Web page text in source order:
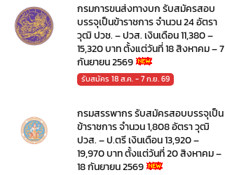
กรมการขนส่งทางบก รับสมัครสอบ
บรรจุเป็นข้าราชการ จำนวน 24 อัตรา
วุฒิ ปวช. – ปวส. เงินเดือน 11,380 –
15,320 บาท ตั้งแต่วันที่ 18 สิงหาคม – 7
กันยายน 2569
รับสมัคร 18 ส.ค. - 7 ก.ย. 69
กรมสรรพากร รับสมัครสอบบรรจุเป็น
ข้าราชการ จำนวน 1,808 อัตรา วุฒิ
ปวส. – ป.ตรี เงินเดือน 13,920 –
19,970 บาท ตั้งแต่วันที่ 20 สิงหาคม –
18 กันยายน 2569